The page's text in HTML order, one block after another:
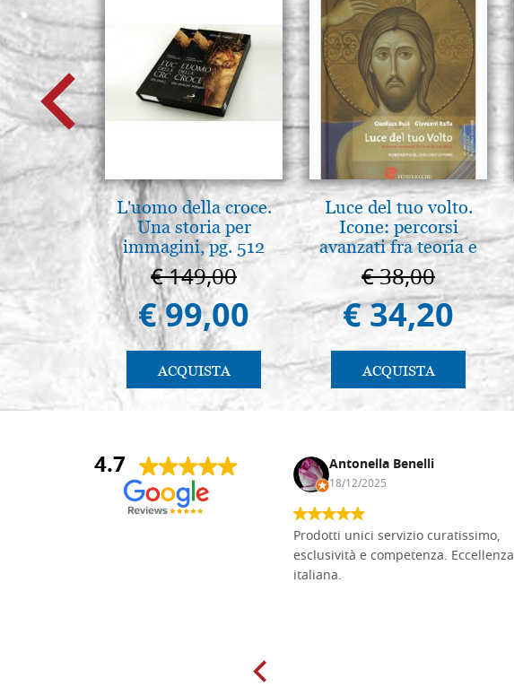
L'uomo della croce.
Una storia per
immagini, pg. 512
€ 149,00
€ 99,00
ACQUISTA
Luce del tuo volto.
Icone: percorsi
avanzati fra teoria e
pratica. pg. 430
€ 38,00
€ 34,20
ACQUISTA
4.7
Andrea Monguzzi Antonella Benelli
18/12/2025
Prodotti unici servizio curatissimo,
esclusività e competenza. Eccellenza
italiana.